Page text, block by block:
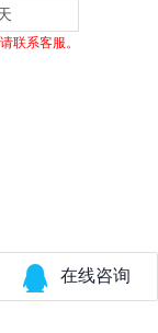
联系客服。